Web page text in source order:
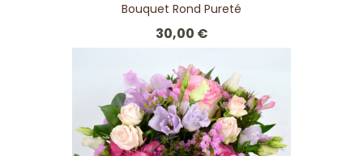
Bouquet Rond Pureté
30,00 €